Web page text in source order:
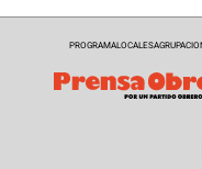
PROGRAMALOCALES